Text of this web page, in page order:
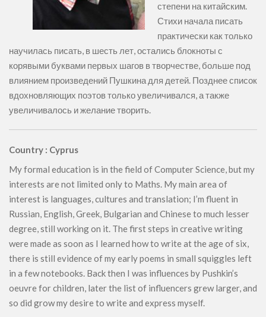
степени на китайским.
Стихи начала писать
практически как только
научилась писать, в шесть лет, остались блокноты с
корявыми буквами первых шагов в творчестве, больше под
влиянием произведений Пушкина для детей. Позднее список
вдохновляющих поэтов только увеличивался, а также
увеличивалось и желание творить.
Country : Cyprus
My formal education is in the field of Computer Science, but my
interests are not limited only to Maths. My main area of
interest is languages, cultures and translation; I’m fluent in
Russian, English, Greek, Bulgarian and Chinese to much lesser
degree, still working on it. The first steps in creative writing
were made as soon as I learned how to write at the age of six,
there is still evidence of my early poems in small squiggles left
in a few notebooks. Back then I was influences by Pushkin’s
oeuvre for children, later the list of influencers grew larger, and
so did grow my desire to write and express myself.